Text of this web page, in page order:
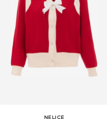
NELICE